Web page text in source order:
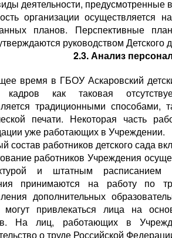
деятельности, предусмотренные
организации осуществляется
планов. Перспективные
руководством Детского
2.3. Анализ
время в ГБОУ Аскаровский
кадров как таковая
традиционными способами,
печати. Некоторая часть
уже работающих в Учреждении.
состав работников детского сада
работников Учреждения
и штатным расписанием
принимаются на работу по
дополнительных
могут привлекаться лица на
На лиц, работающих в
о труде Российской